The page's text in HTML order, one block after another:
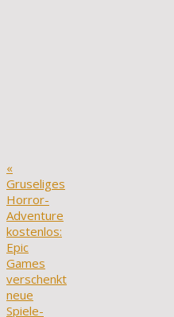
«
Gruseliges
Horror-
Adventure
kostenlos:
Epic
Games
verschenkt
neue
Spiele-